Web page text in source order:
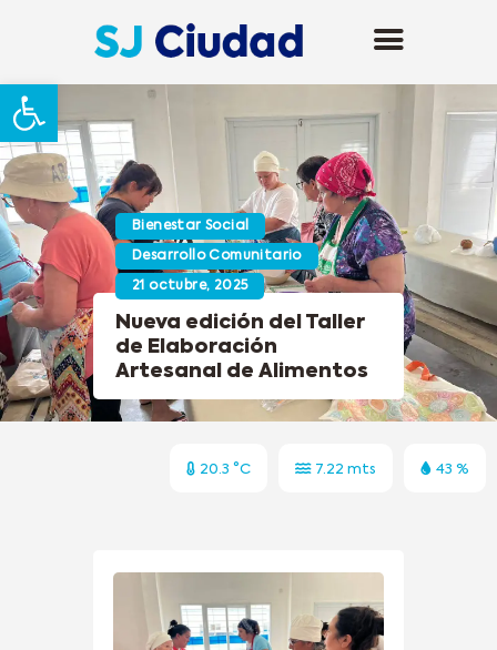
Abrir barra de herramientas
Bienestar Social
Desarrollo Comunitario
21 octubre, 2025
Nueva edición del Taller
de Elaboración
Artesanal de Alimentos
20.3 °C 7.22 mts 43 %